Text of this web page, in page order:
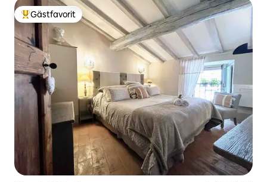
Populär gästfavorit
Gästfavorit